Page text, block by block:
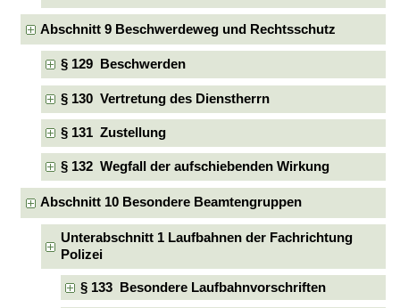
Abschnitt 9 Beschwerdeweg und Rechtsschutz
§ 129 Beschwerden
§ 130 Vertretung des Dienstherrn
§ 131 Zustellung
§ 132 Wegfall der aufschiebenden Wirkung
Abschnitt 10 Besondere Beamtengruppen
Unterabschnitt 1 Laufbahnen der Fachrichtung
Polizei
§ 133 Besondere Laufbahnvorschriften